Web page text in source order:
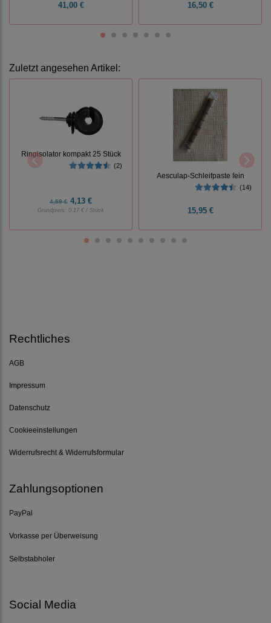
41,00 € 16,50 €
Zuletzt angesehen Artikel:
Ringisolator kompakt 25 Stück
(2)
4,59 € 4,13 €
Grundpreis: 0,17 € / Stück
Aesculap-Schleifpaste fein
(14)
15,95 €
Rechtliches
AGB
Impressum
Datenschutz
Cookieeinstellungen
Widerrufsrecht & Widerrufsformular
Zahlungsoptionen
PayPal
Vorkasse per Überweisung
Selbstabholer
Social Media